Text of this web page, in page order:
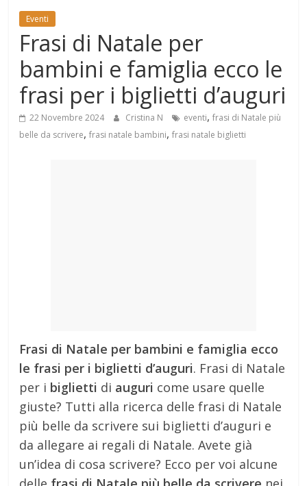
Eventi
Frasi di Natale per
bambini e famiglia ecco le
frasi per i biglietti d’auguri
22 Novembre 2024 Cristina N eventi,frasi di Natale più
belle da scrivere,frasi natale bambini,frasi natale biglietti
Frasi di Natale per bambini e famiglia ecco
le frasi per i biglietti d’auguri. Frasi di Natale
per i biglietti di auguri come usare quelle
giuste? Tutti alla ricerca delle frasi di Natale
più belle da scrivere sui biglietti d’auguri e
da allegare ai regali di Natale. Avete già
un’idea di cosa scrivere? Ecco per voi alcune